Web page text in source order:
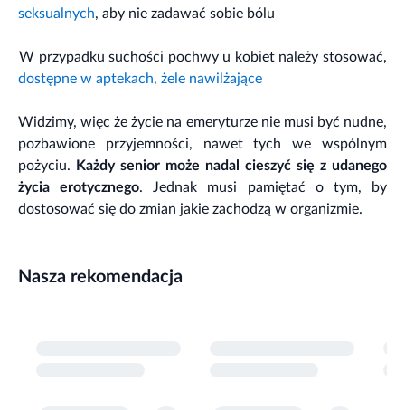
seksualnych, aby nie zadawać sobie bólu
W przypadku suchości pochwy u kobiet należy stosować,
dostępne w aptekach, żele nawilżające
Widzimy, więc że życie na emeryturze nie musi być nudne,
pozbawione przyjemności, nawet tych we wspólnym
pożyciu.
Każdy senior może nadal cieszyć się z udanego
życia erotycznego. Jednak musi pamiętać o tym, by
dostosować się do zmian jakie zachodzą w organizmie.
Nasza rekomendacja